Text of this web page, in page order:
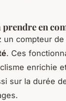
en
un compteur
. Ces
enrichie
sur la durée